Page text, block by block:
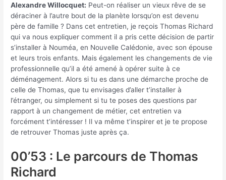
Alexandre Willocquet: Peut-on réaliser un vieux rêve de se
déraciner à l’autre bout de la planète lorsqu’on est devenu
père de famille ? Dans cet entretien, je reçois Thomas Richard
qui va nous expliquer comment il a pris cette décision de partir
s’installer à Nouméa, en Nouvelle Calédonie, avec son épouse
et leurs trois enfants. Mais également les changements de vie
professionnelle qu’il a été amené à opérer suite à ce
déménagement. Alors si tu es dans une démarche proche de
celle de Thomas, que tu envisages d’aller t’installer à
l’étranger, ou simplement si tu te poses des questions par
rapport à un changement de métier, cet entretien va
forcément t’intéresser ! Il va même t’inspirer et je te propose
de retrouver Thomas juste après ça.
00’53 : Le parcours de Thomas
Richard